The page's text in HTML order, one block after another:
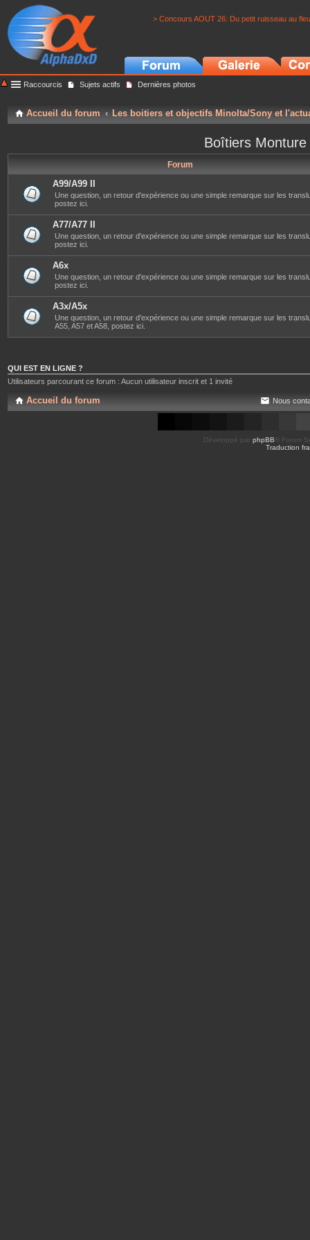
> Concours AOUT 26: Du petit ruisseau au
Raccourcis Sujets actifs Dernières photos
Accueil du forum Les boitiers et objectifs Minolta/Sony et
Boîtiers Monture
Forum
A99/A99 II
Une question, un retour d'expérience ou une simple remarque sur les
postez ici.
A77/A77 II
Une question, un retour d'expérience ou une simple remarque sur les
postez ici.
A6x
Une question, un retour d'expérience ou une simple remarque sur les
postez ici.
A3x/A5x
Une question, un retour d'expérience ou une simple remarque sur les
A55, A57 et A58, postez ici.
QUI EST EN LIGNE ?
Utilisateurs parcourant ce forum : Aucun utilisateur inscrit et 1 invité
Accueil du forum Nous
Développé par phpBB ® Forum
Traduction